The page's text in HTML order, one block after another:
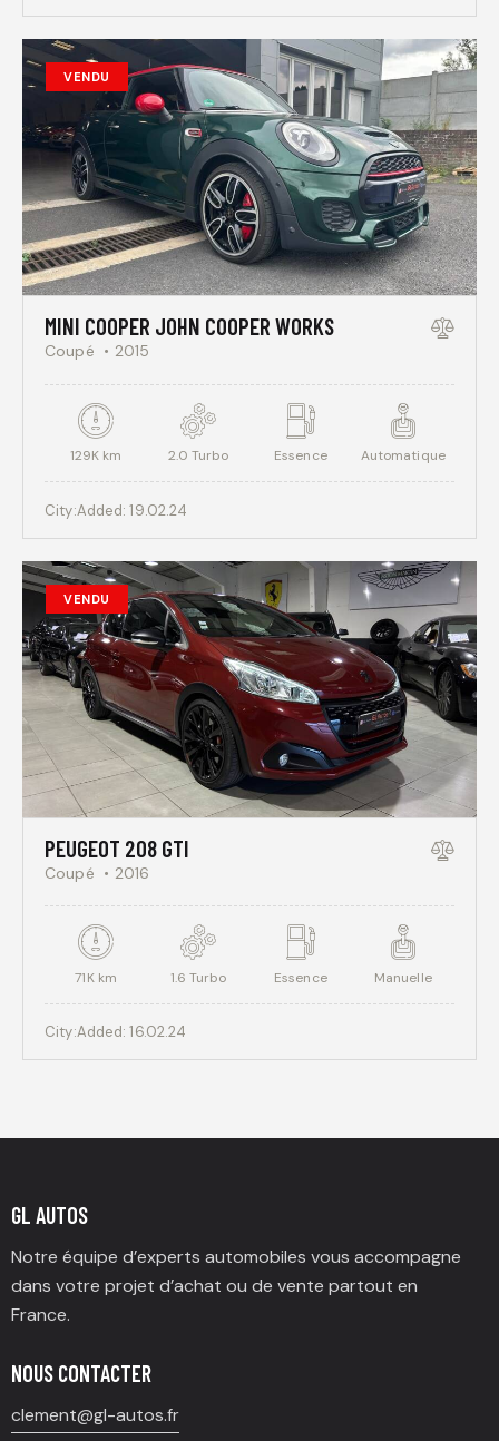
VENDU
MINI COOPER JOHN COOPER WORKS
Coupé 2015
129K km 2.0 Turbo Essence Automatique
City:Added: 19.02.24
VENDU
PEUGEOT 208 GTI
Coupé 2016
71K km 1.6 Turbo Essence Manuelle
City:Added: 16.02.24
GL AUTOS
Notre équipe d’experts automobiles vous accompagne
dans votre projet d’achat ou de vente partout en
France.
NOUS CONTACTER
clement@gl-autos.fr